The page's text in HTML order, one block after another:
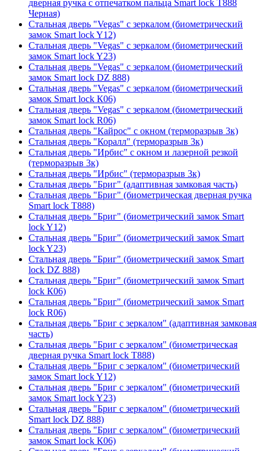
дверная ручка с отпечатком пальца Smart lock T888
Черная)
Стальная дверь "Vegas" с зеркалом (биометрический
замок Smart lock Y12)
Стальная дверь "Vegas" с зеркалом (биометрический
замок Smart lock Y23)
Стальная дверь "Vegas" с зеркалом (биометрический
замок Smart lock DZ 888)
Стальная дверь "Vegas" с зеркалом (биометрический
замок Smart lock К06)
Стальная дверь "Vegas" с зеркалом (биометрический
замок Smart lock R06)
Стальная дверь "Кайрос" с окном (терморазрыв 3к)
Стальная дверь "Коралл" (терморазрыв 3к)
Стальная дверь "Ирбис" с окном и лазерной резкой
(терморазрыв 3к)
Стальная дверь "Ирбис" (терморазрыв 3к)
Стальная дверь "Бриг" (адаптивная замковая часть)
Стальная дверь "Бриг" (биометрическая дверная ручка
Smart lock T888)
Стальная дверь "Бриг" (биометрический замок Smart
lock Y12)
Стальная дверь "Бриг" (биометрический замок Smart
lock Y23)
Стальная дверь "Бриг" (биометрический замок Smart
lock DZ 888)
Стальная дверь "Бриг" (биометрический замок Smart
lock К06)
Стальная дверь "Бриг" (биометрический замок Smart
lock R06)
Стальная дверь "Бриг с зеркалом" (адаптивная замковая
часть)
Стальная дверь "Бриг с зеркалом" (биометрическая
дверная ручка Smart lock T888)
Стальная дверь "Бриг с зеркалом" (биометрический
замок Smart lock Y12)
Стальная дверь "Бриг с зеркалом" (биометрический
замок Smart lock Y23)
Стальная дверь "Бриг с зеркалом" (биометрический
Smart lock DZ 888)
Стальная дверь "Бриг с зеркалом" (биометрический
замок Smart lock К06)